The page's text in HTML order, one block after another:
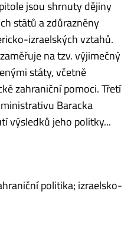
jsou shrnuty dějiny
států a zdůrazněny
izraelských vztahů.
na tzv. výjimečný
státy, včetně
zahraniční pomoci. Třetí
Baracka
výsledků jeho politky...
politika; izraelsko-